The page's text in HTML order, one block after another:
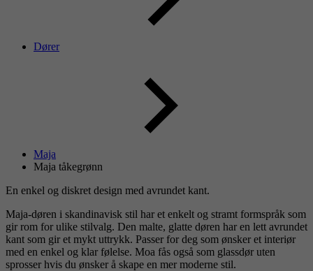
Dører
Maja
Maja tåkegrønn
En enkel og diskret design med avrundet kant.
Maja-døren i skandinavisk stil har et enkelt og stramt formspråk som
gir rom for ulike stilvalg. Den malte, glatte døren har en lett avrundet
kant som gir et mykt uttrykk. Passer for deg som ønsker et interiør
med en enkel og klar følelse. Moa fås også som glassdør uten
sprosser hvis du ønsker å skape en mer moderne stil.